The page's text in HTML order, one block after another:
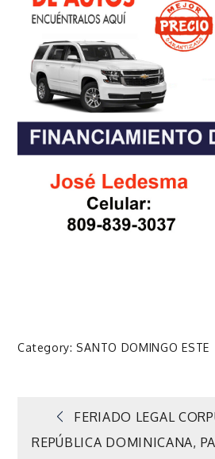
Category: SANTO DOMINGO ESTE
Navegación
FERIADO LEGAL
REPÚBLICA DOMINICANA,